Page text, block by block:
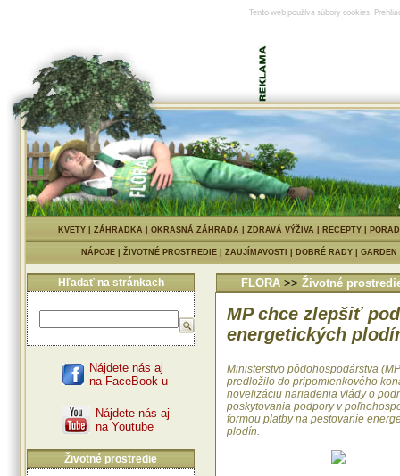
Tento web používa súbory cookies.
KVETY| ZÁHRADKA| OKRASNÁ ZÁHRADA| ZDRAVÁ VÝŽIVA| RECEPTY|
NÁPOJE ŽIVOTNÉ PROSTREDIE ZAUJÍMAVOSTI DOBRÉ RADY
Hľadať na stránkach
Nájdete nás aj
na FaceBook-u
Nájdete nás aj
na Youtube
Životné prostredie
FLORA >> Životné
MP chce zlepšiť
energetických
Ministerstvo pôdohospodárstva
predložilo do pripomienkového
novelizáciu nariadenia vlády o
poskytovania podpory v
formou platby na pestovanie
plodín.